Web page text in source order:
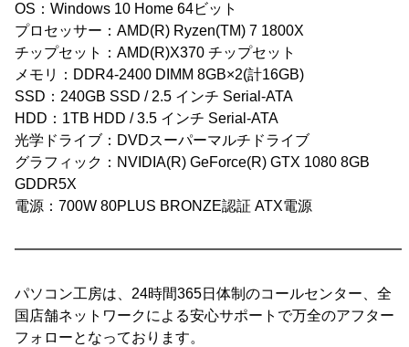
OS：Windows 10 Home 64ビット
プロセッサー：AMD(R) Ryzen(TM) 7 1800X
チップセット：AMD(R)X370 チップセット
メモリ：DDR4-2400 DIMM 8GB×2(計16GB)
SSD：240GB SSD / 2.5 インチ Serial-ATA
HDD：1TB HDD / 3.5 インチ Serial-ATA
光学ドライブ：DVDスーパーマルチドライブ
グラフィック：NVIDIA(R) GeForce(R) GTX 1080 8GB
GDDR5X
電源：700W 80PLUS BRONZE認証 ATX電源
パソコン工房は、24時間365日体制のコールセンター、全
国店舗ネットワークによる安心サポートで万全のアフター
フォローとなっております。